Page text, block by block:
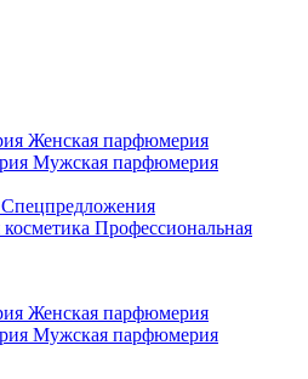
Женская парфюмерия
Мужская парфюмерия
Спецпредложения
Профессиональная
Женская парфюмерия
Мужская парфюмерия